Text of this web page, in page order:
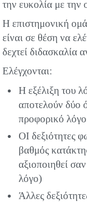
την ευκολία με την
Η επιστημονική
είναι σε θέση να
δεχτεί διδασκαλία
Ελέγχονται:
Η εξέλιξη του
αποτελούν δύο
προφορικό
ΟΙ δεξιότητες
βαθμός
αξιοποιηθεί
λόγο)
Άλλες